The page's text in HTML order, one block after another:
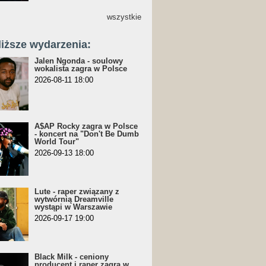
wszystkie
wydarzenia:
Jalen Ngonda - soulowy
wokalista zagra w Polsce
2026-08-11 18:00
A$AP Rocky zagra w Polsce
- koncert na "Don't Be Dumb
World Tour"
2026-09-13 18:00
Lute - raper związany z
wytwórnią Dreamville
wystąpi w Warszawie
2026-09-17 19:00
Black Milk - ceniony